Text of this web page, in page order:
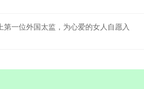
第一位外国太监，为心爱的女人自愿入